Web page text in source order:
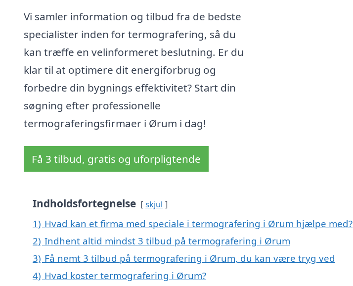
Vi samler information og tilbud fra de bedste
specialister inden for termografering, så du
kan træffe en velinformeret beslutning. Er du
klar til at optimere dit energiforbrug og
forbedre din bygnings effektivitet? Start din
søgning efter professionelle
termograferingsfirmaer i Ørum i dag!
Få 3 tilbud, gratis og uforpligtende
Indholdsfortegnelse skjul
1) Hvad kan et firma med speciale i termografering i Ørum hjælpe med?
2) Indhent altid mindst 3 tilbud på termografering i Ørum
3) Få nemt 3 tilbud på termografering i Ørum, du kan være tryg ved
4) Hvad koster termografering i Ørum?